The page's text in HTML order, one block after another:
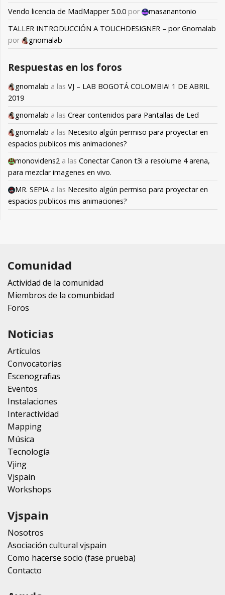
Vendo licencia de MadMapper 5.0.0 por
masanantonio
TALLER INTRODUCCIÓN A TOUCHDESIGNER – por Gnomalab
por
gnomalab
Respuestas en los foros
gnomalab a las VJ – LAB BOGOTÁ COLOMBIA! 1 DE ABRIL
2019
gnomalab a las Crear contenidos para Pantallas de Led
gnomalab a las Necesito algún permiso para proyectar en
espacios publicos mis animaciones?
monovidens2 a las Conectar Canon t3i a resolume 4 arena,
para mezclar imagenes en vivo.
MR. SEPIA a las Necesito algún permiso para proyectar en
espacios publicos mis animaciones?
Comunidad
Actividad de la comunidad
Miembros de la comunbidad
Foros
Noticias
Artículos
Convocatorias
Escenografias
Eventos
Instalaciones
Interactividad
Mapping
Música
Tecnología
Vjing
Vjspain
Workshops
Vjspain
Nosotros
Asociación cultural vjspain
Como hacerse socio (fase prueba)
Contacto